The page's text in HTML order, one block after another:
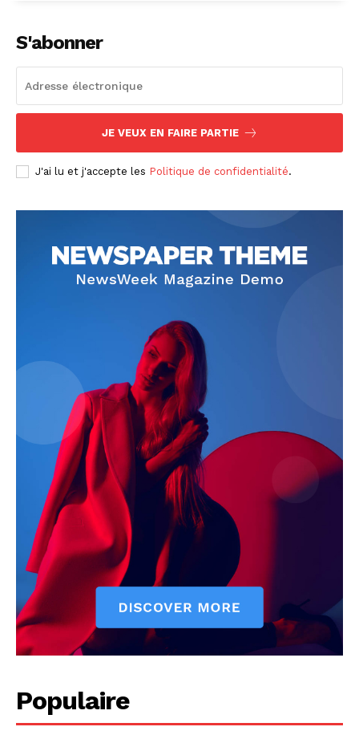
S'abonner
JE VEUX EN FAIRE PARTIE
J'ai lu et j'accepte les Politique de confidentialité.
Populaire